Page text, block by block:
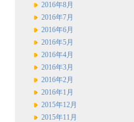
2016年8月
2016年7月
2016年6月
2016年5月
2016年4月
2016年3月
2016年2月
2016年1月
2015年12月
2015年11月